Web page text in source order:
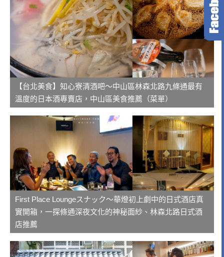
【台北美食】知心寮清酒吧～中山區林森北路九條通最有
溫度的日本酒專賣店，中山區美食推薦（菜單）
First Place Loungeスナック～華燈初上劇中的日式酒店真
實開箱，一探條通深夜文化的神秘面紗、林森北路日式酒
店推薦